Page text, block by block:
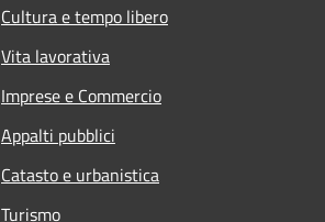
Cultura e tempo libero
Vita lavorativa
Imprese e Commercio
Appalti pubblici
Catasto e urbanistica
Turismo